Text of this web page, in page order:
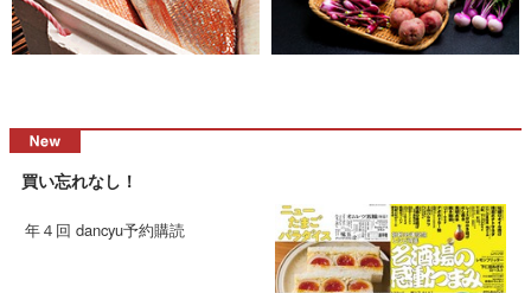
買い忘れなし！
年４回 dancyu予約購読